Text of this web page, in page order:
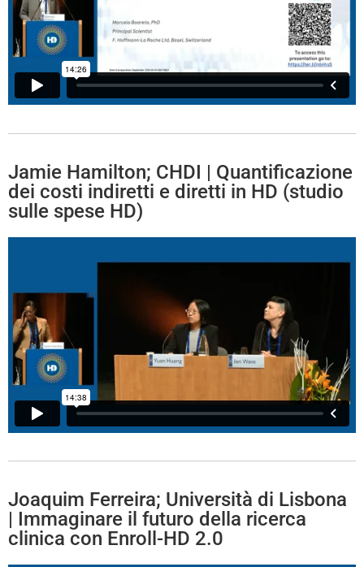
Jamie Hamilton; CHDI | Quantificazione
dei costi indiretti e diretti in HD (studio
sulle spese HD)
Joaquim Ferreira; Università di Lisbona
| Immaginare il futuro della ricerca
clinica con Enroll-HD 2.0